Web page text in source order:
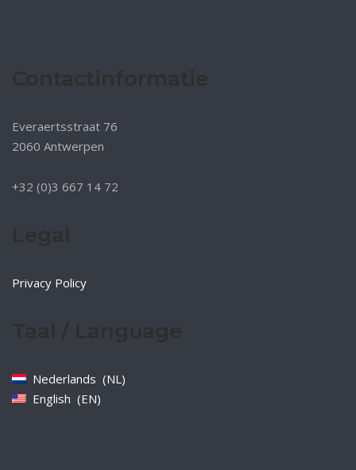
Everaertsstraat 76
2060 Antwerpen
+32 (0)3 667 14 72
Privacy Policy
Nederlands
NL
English
EN